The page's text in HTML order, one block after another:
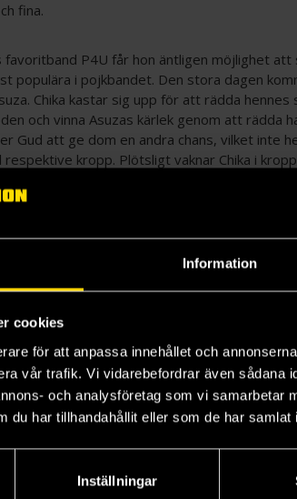
Information
cookies
för att anpassa innehållet och
vår trafik. Vi vidarebefordrar även sådana
och analysföretag som vi samarbetar
du har tillhandahållit eller som de har
Inställningar
fina.
P4U får hon äntligen möjlighet att
populära i pojkbandet. Den stora dagen
Chika kastar sig upp för att rädda hennes
och vinna Asuzas kärlek genom att rädda
Gud att ge dom en andra chans, vilket inte
kropp. Plötsligt vaknar Chika i
vaknar i ett rum som är tapetserat med
Här är dock kroppsbytena plötsliga och
totala apati och obryddhet om att rätta sina
med den söta, fluffiga illustrationerna
allt möjligt.